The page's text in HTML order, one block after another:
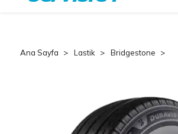
Ana Sayfa Lastik Bridgestone